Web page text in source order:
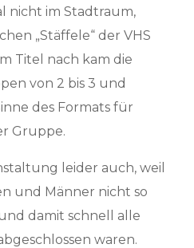
nicht im Stadtraum,
„Stäffele“ der VHS
Titel nach kam die
von 2 bis 3 und
des Formats für
Gruppe.
leider auch, weil
und Männer nicht so
damit schnell alle
waren.